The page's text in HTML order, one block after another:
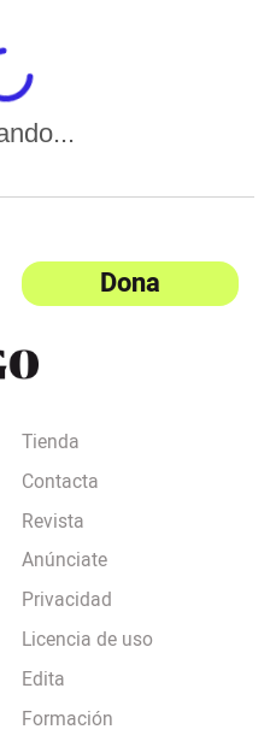
Dona
Tienda
Contacta
Revista
Anúnciate
Privacidad
Licencia de uso
Edita
Formación